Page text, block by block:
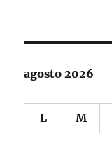
agosto 2026
L M